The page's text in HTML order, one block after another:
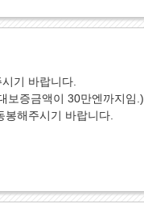
기 바랍니다.
보증금액이 30만엔까지임.)
해주시기 바랍니다.